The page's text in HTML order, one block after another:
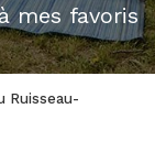
mes favoris
Ruisseau-